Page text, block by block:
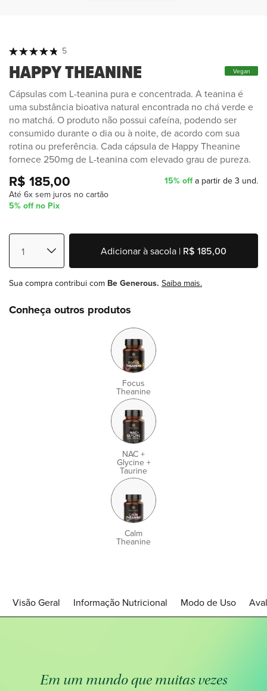
Classificação: 5
HAPPY THEANINE Vegan
Cápsulas com L-teanina pura e concentrada. A teanina é
uma substância bioativa natural encontrada no chá verde e
no matchá. O produto não possui cafeína, podendo ser
consumido durante o dia ou à noite, de acordo com sua
rotina ou preferência. Cada cápsula de Happy Theanine
fornece 250mg de L-teanina com elevado grau de pureza.
R$ 185,00
Até 6x sem juros no cartão
5% off no Pix
15% offa partir de 3 und.
Adicionar à sacola | R$ 185,00
Sua compra contribui com Be Generous. Saiba mais.
Conheça outros produtos
Focus
Theanine
NAC +
Glycine +
Taurine
Calm
Theanine
Visão Geral Informação Nutricional Modo de Uso
Em um mundo que muitas vezes